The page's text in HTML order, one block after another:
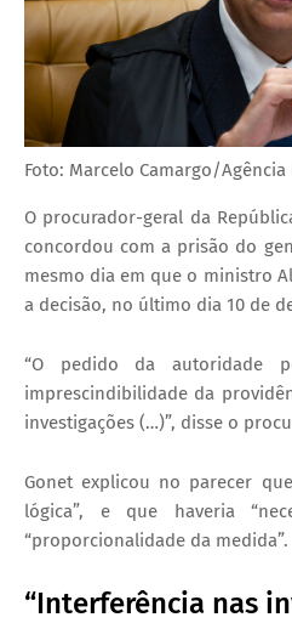
Foto: Marcelo Camargo/Agência
O procurador-geral da
concordou com a prisão do
mesmo dia em que o ministro
a decisão, no último dia 10 de
“O pedido da autoridade
imprescindibilidade da
investigações (…)”, disse o
Gonet explicou no parecer
lógica”, e que haveria
“proporcionalidade da medida”.
“Interferência nas